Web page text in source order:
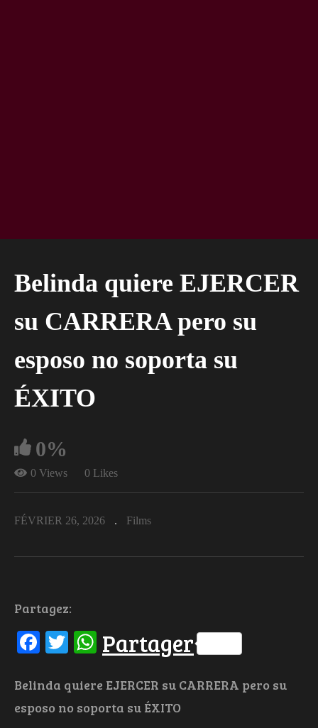
Belinda quiere EJERCER
su CARRERA pero su
esposo no soporta su
ÉXITO
0%
0 Views 0 Likes
FÉVRIER 26, 2026 Films
Partagez:
Facebook
Twitter
WhatsApp
Partager
Belinda quiere EJERCER su CARRERA pero su
esposo no soporta su ÉXITO